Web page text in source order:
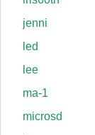
jenni
led
lee
ma-1
microsd